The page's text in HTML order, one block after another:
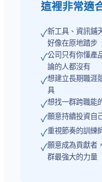
這裡非常適
✓新工具、資訊鋪
好像在原地踏步
✓公司只有你懂產
論的人都沒有
✓想建立長期職涯
具
✓想找一群跨職能
✓願意持續投資自
✓重視節奏的訓練
✓願意成為貢獻者
群最強大的力量